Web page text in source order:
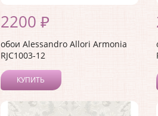
2200 ₽
обои Alessandro Allori Armonia
RJC1003-12
КУПИТЬ